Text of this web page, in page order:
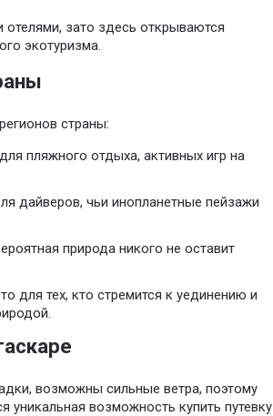
зато здесь открываются
экотуризма.
страны:
пляжного отдыха, активных игр на
дайверов, чьи инопланетные пейзажи
природа никого не оставит
для тех, кто стремится к уединению и
возможны сильные ветра, поэтому
уникальная возможность купить путевку